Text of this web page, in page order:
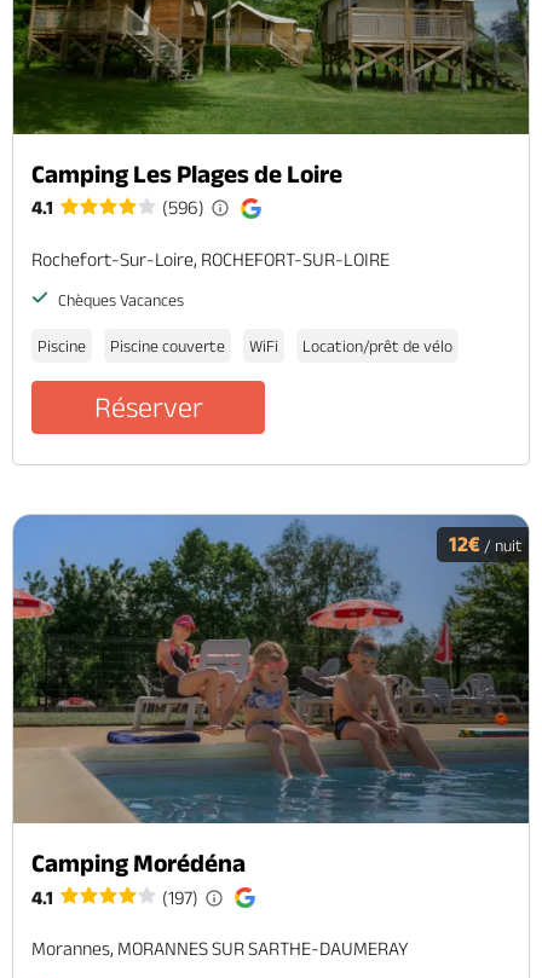
Camping Les Plages de Loire
4.1 (596)
Rochefort-Sur-Loire, ROCHEFORT-SUR-LOIRE
Chèques Vacances
Piscine Piscine couverte WiFi Location/prêt de vélo
Réserver
12€ / nuit
Camping Morédéna
4.1 (197)
Morannes, MORANNES SUR SARTHE-DAUMERAY